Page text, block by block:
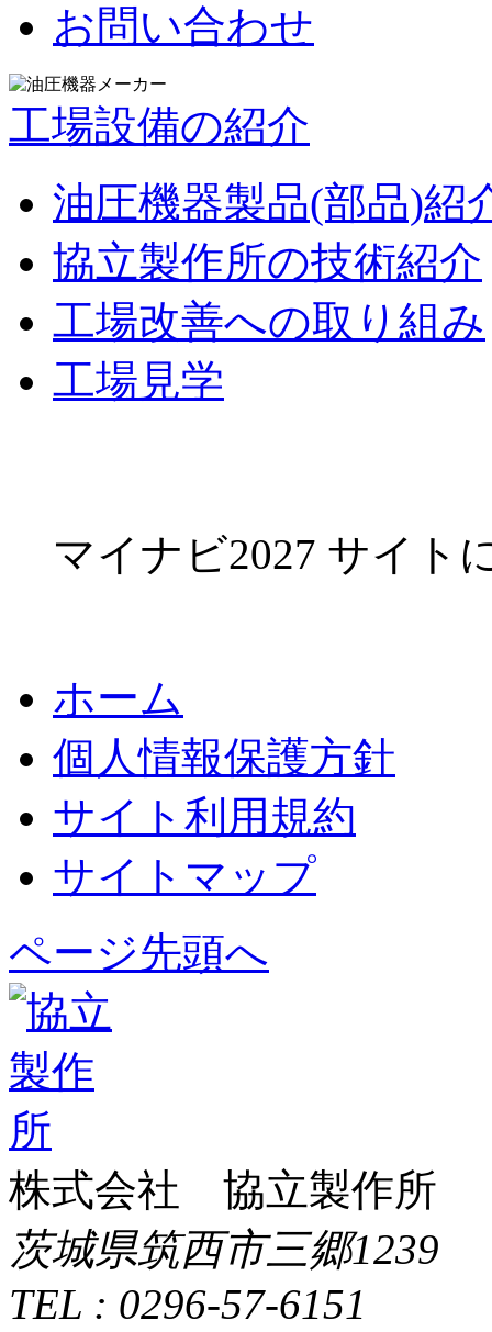
お問い合わせ
工場設備の紹介
油圧機器製品(部品)紹
協立製作所の技術紹介
工場改善への取り組み
工場見学
マイナビ2027 サイト
ホーム
個人情報保護方針
サイト利用規約
サイトマップ
ページ先頭へ
株式会社 協立製作所
茨城県筑西市三郷1239
TEL : 0296-57-6151